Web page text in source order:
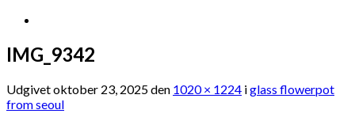
IMG_9342
Udgivetoktober 23, 2025den 1020 × 1224 iglass flowerpot
from seoul